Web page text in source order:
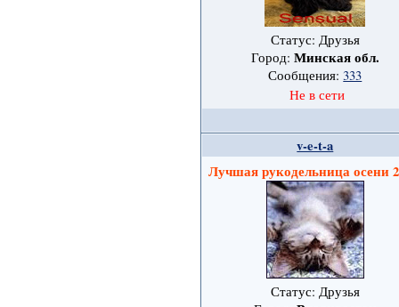
Статус: Друзья
Город: Минская обл.
Сообщения:333
Не в сети
v-e-t-a
Лучшая рукодельница осени
Статус: Друзья